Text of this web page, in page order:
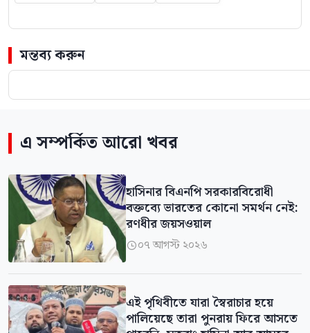
মন্তব্য করুন
এ সম্পর্কিত আরো খবর
হাসিনার বিএনপি সরকারবিরোধী
বক্তব্যে ভারতের কোনো সমর্থন নেই:
রণধীর জয়সওয়াল
০৭ আগস্ট ২০২৬
এই পৃথিবীতে যারা স্বৈরাচার হয়ে
পালিয়েছে তারা পুনরায় ফিরে আসতে